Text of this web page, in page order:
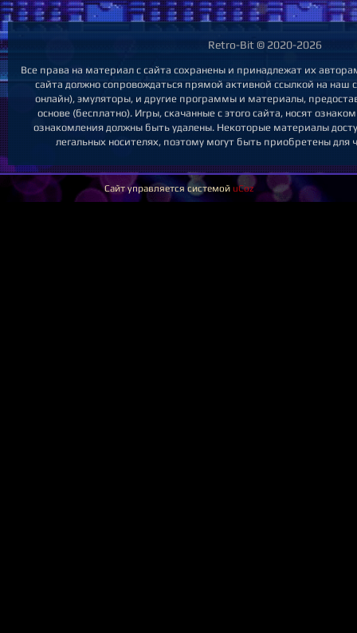
Retro-Bit © 2020-2026
Все права на материал с сайта сохранены и принадлежат их
сайта должно сопровождаться прямой активной ссылкой на наш
онлайн), эмуляторы, и другие программы и материалы,
основе (бесплатно). Игры, скачанные с этого сайта, носят
ознакомления должны быть удалены. Некоторые материалы
легальных носителях, поэтому могут быть приобретены для
Сайт управляется системой uCoz